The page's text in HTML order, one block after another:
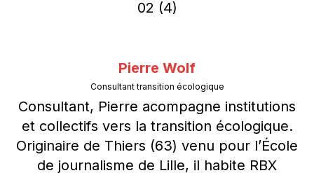
Pierre Wolf
Consultant transition écologique
Consultant, Pierre acompagne institutions
et collectifs vers la transition écologique.
Originaire de Thiers (63) venu pour l’École
de journalisme de Lille, il habite RBX